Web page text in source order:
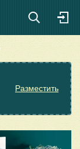
Разместить